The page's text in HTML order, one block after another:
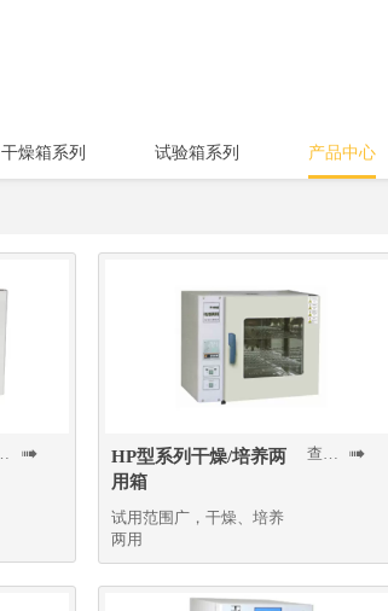
干燥箱系列 试验箱系列 产品中心

HP型系列干燥/培养两
用箱
试用范围广，干燥、培养
两用
